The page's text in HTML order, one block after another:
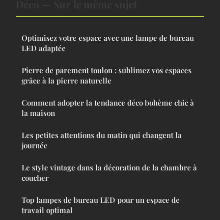
Optimisez votre espace avec une lampe de bureau
LED adaptée
Pierre de parement toulon : sublimez vos espaces
grâce à la pierre naturelle
Comment adopter la tendance déco bohème chic à
la maison
Les petites attentions du matin qui changent la
journée
Le style vintage dans la décoration de la chambre à
coucher
Top lampes de bureau LED pour un espace de
travail optimal